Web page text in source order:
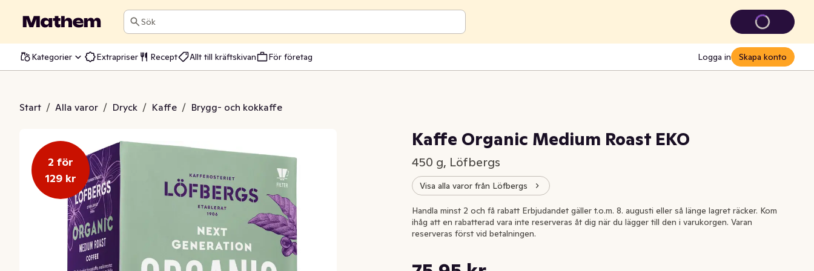
Sök
Kategorier Extrapriser Recept Allt till kräftskivan För företag Logga in Skapa konto
Start / Alla varor / Dryck / Kaffe / Brygg- och kokkaffe
Medium Roast EKO
2 för
129 kr
Kaffe Organic Medium Roast EKO
450 g, Löfbergs
Visa alla varor från Löfbergs
Styckpris: 168,78 kr /kg
Handla minst 2 och få rabatt Erbjudandet gäller t.o.m. 8. augusti eller så länge lagret räcker. Kom
ihåg att en rabatterad vara inte reserveras åt dig när du lägger till den i varukorgen. Varan
reserveras först vid betalningen.